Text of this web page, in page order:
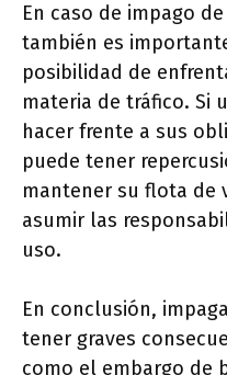
En caso de impago
también es
posibilidad de
materia de tráfico. Si
hacer frente a sus
puede tener
mantener su flota de
asumir las
uso.
En conclusión,
tener graves
como el embargo de